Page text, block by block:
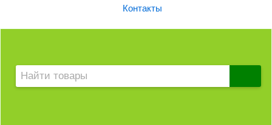
Контакты